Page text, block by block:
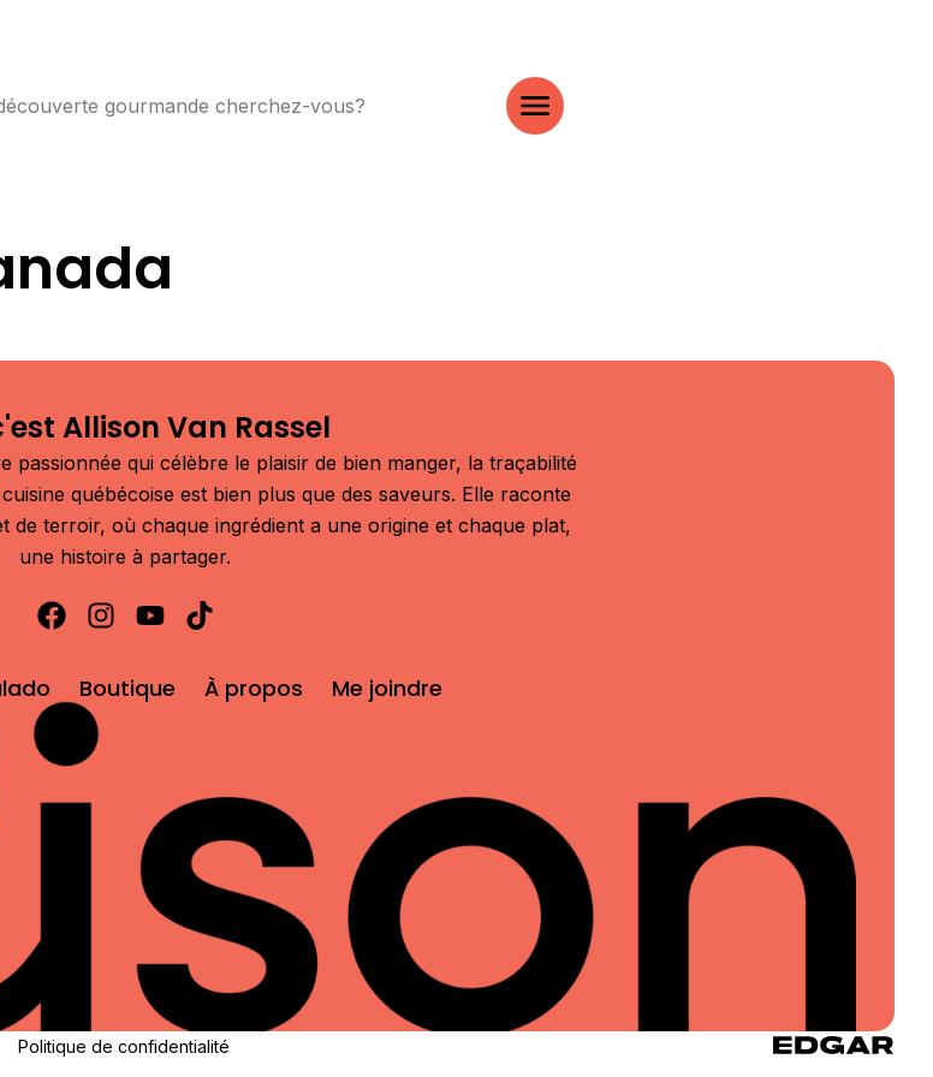
Allison Van Rassel
passionnée qui célèbre le plaisir de bien manger, la traçabilité
québécoise est bien plus que des saveurs. Elle raconte
de terroir, où chaque ingrédient a une origine et chaque plat,
une histoire à partager.
Boutique À propos Me joindre
Politique de confidentialité